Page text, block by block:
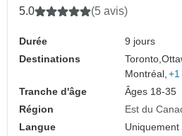
5.0 (5 avis)
Durée
9 jours
Destinations
Toronto,
Montréal,
Tranche d'âge
Âges 18-35
Région
Est du
Langue
Uniquement